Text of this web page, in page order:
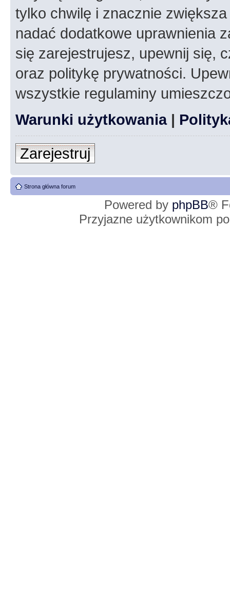
tylko chwilę i znacznie
nadać dodatkowe uprawnienia
się zarejestrujesz, upewnij się,
oraz politykę prywatności.
wszystkie regulaminy
Warunki użytkowania|
Zarejestruj
Strona główna forum
Powered by phpBB®
Przyjazne użytkownikom